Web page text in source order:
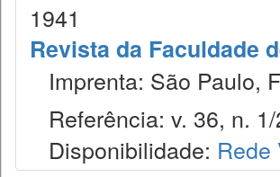
1941
Revista da Faculdade
Imprenta: São Paulo,
Referência: v. 36, n.
Disponibilidade: